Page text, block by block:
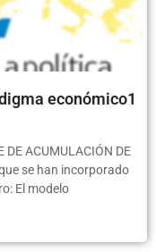
económico1
DE ACUMULACIÓN DE
se han incorporado
El modelo